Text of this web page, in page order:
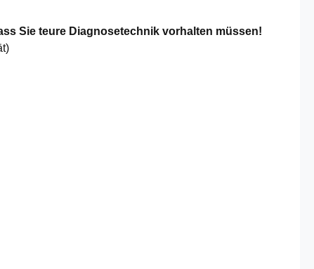
Sie teure Diagnosetechnik vorhalten müssen!